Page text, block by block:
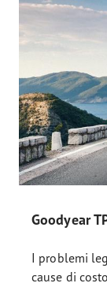
Goodyear
I problemi
cause di